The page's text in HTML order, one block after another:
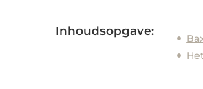
Inhoudsopgave: